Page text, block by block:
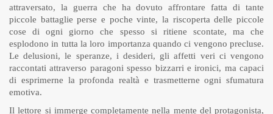
attraversato, la guerra che ha dovuto affrontare fatta di tante
piccole battaglie perse e poche vinte, la riscoperta delle piccole
cose di ogni giorno che spesso si ritiene scontate, ma che
esplodono in tutta la loro importanza quando ci vengono precluse.
Le delusioni, le speranze, i desideri, gli affetti veri ci vengono
raccontati attraverso paragoni spesso bizzarri e ironici, ma capaci
di esprimerne la profonda realtà e trasmetterne ogni sfumatura
emotiva.
Il lettore si immerge completamente nella mente del protagonista,